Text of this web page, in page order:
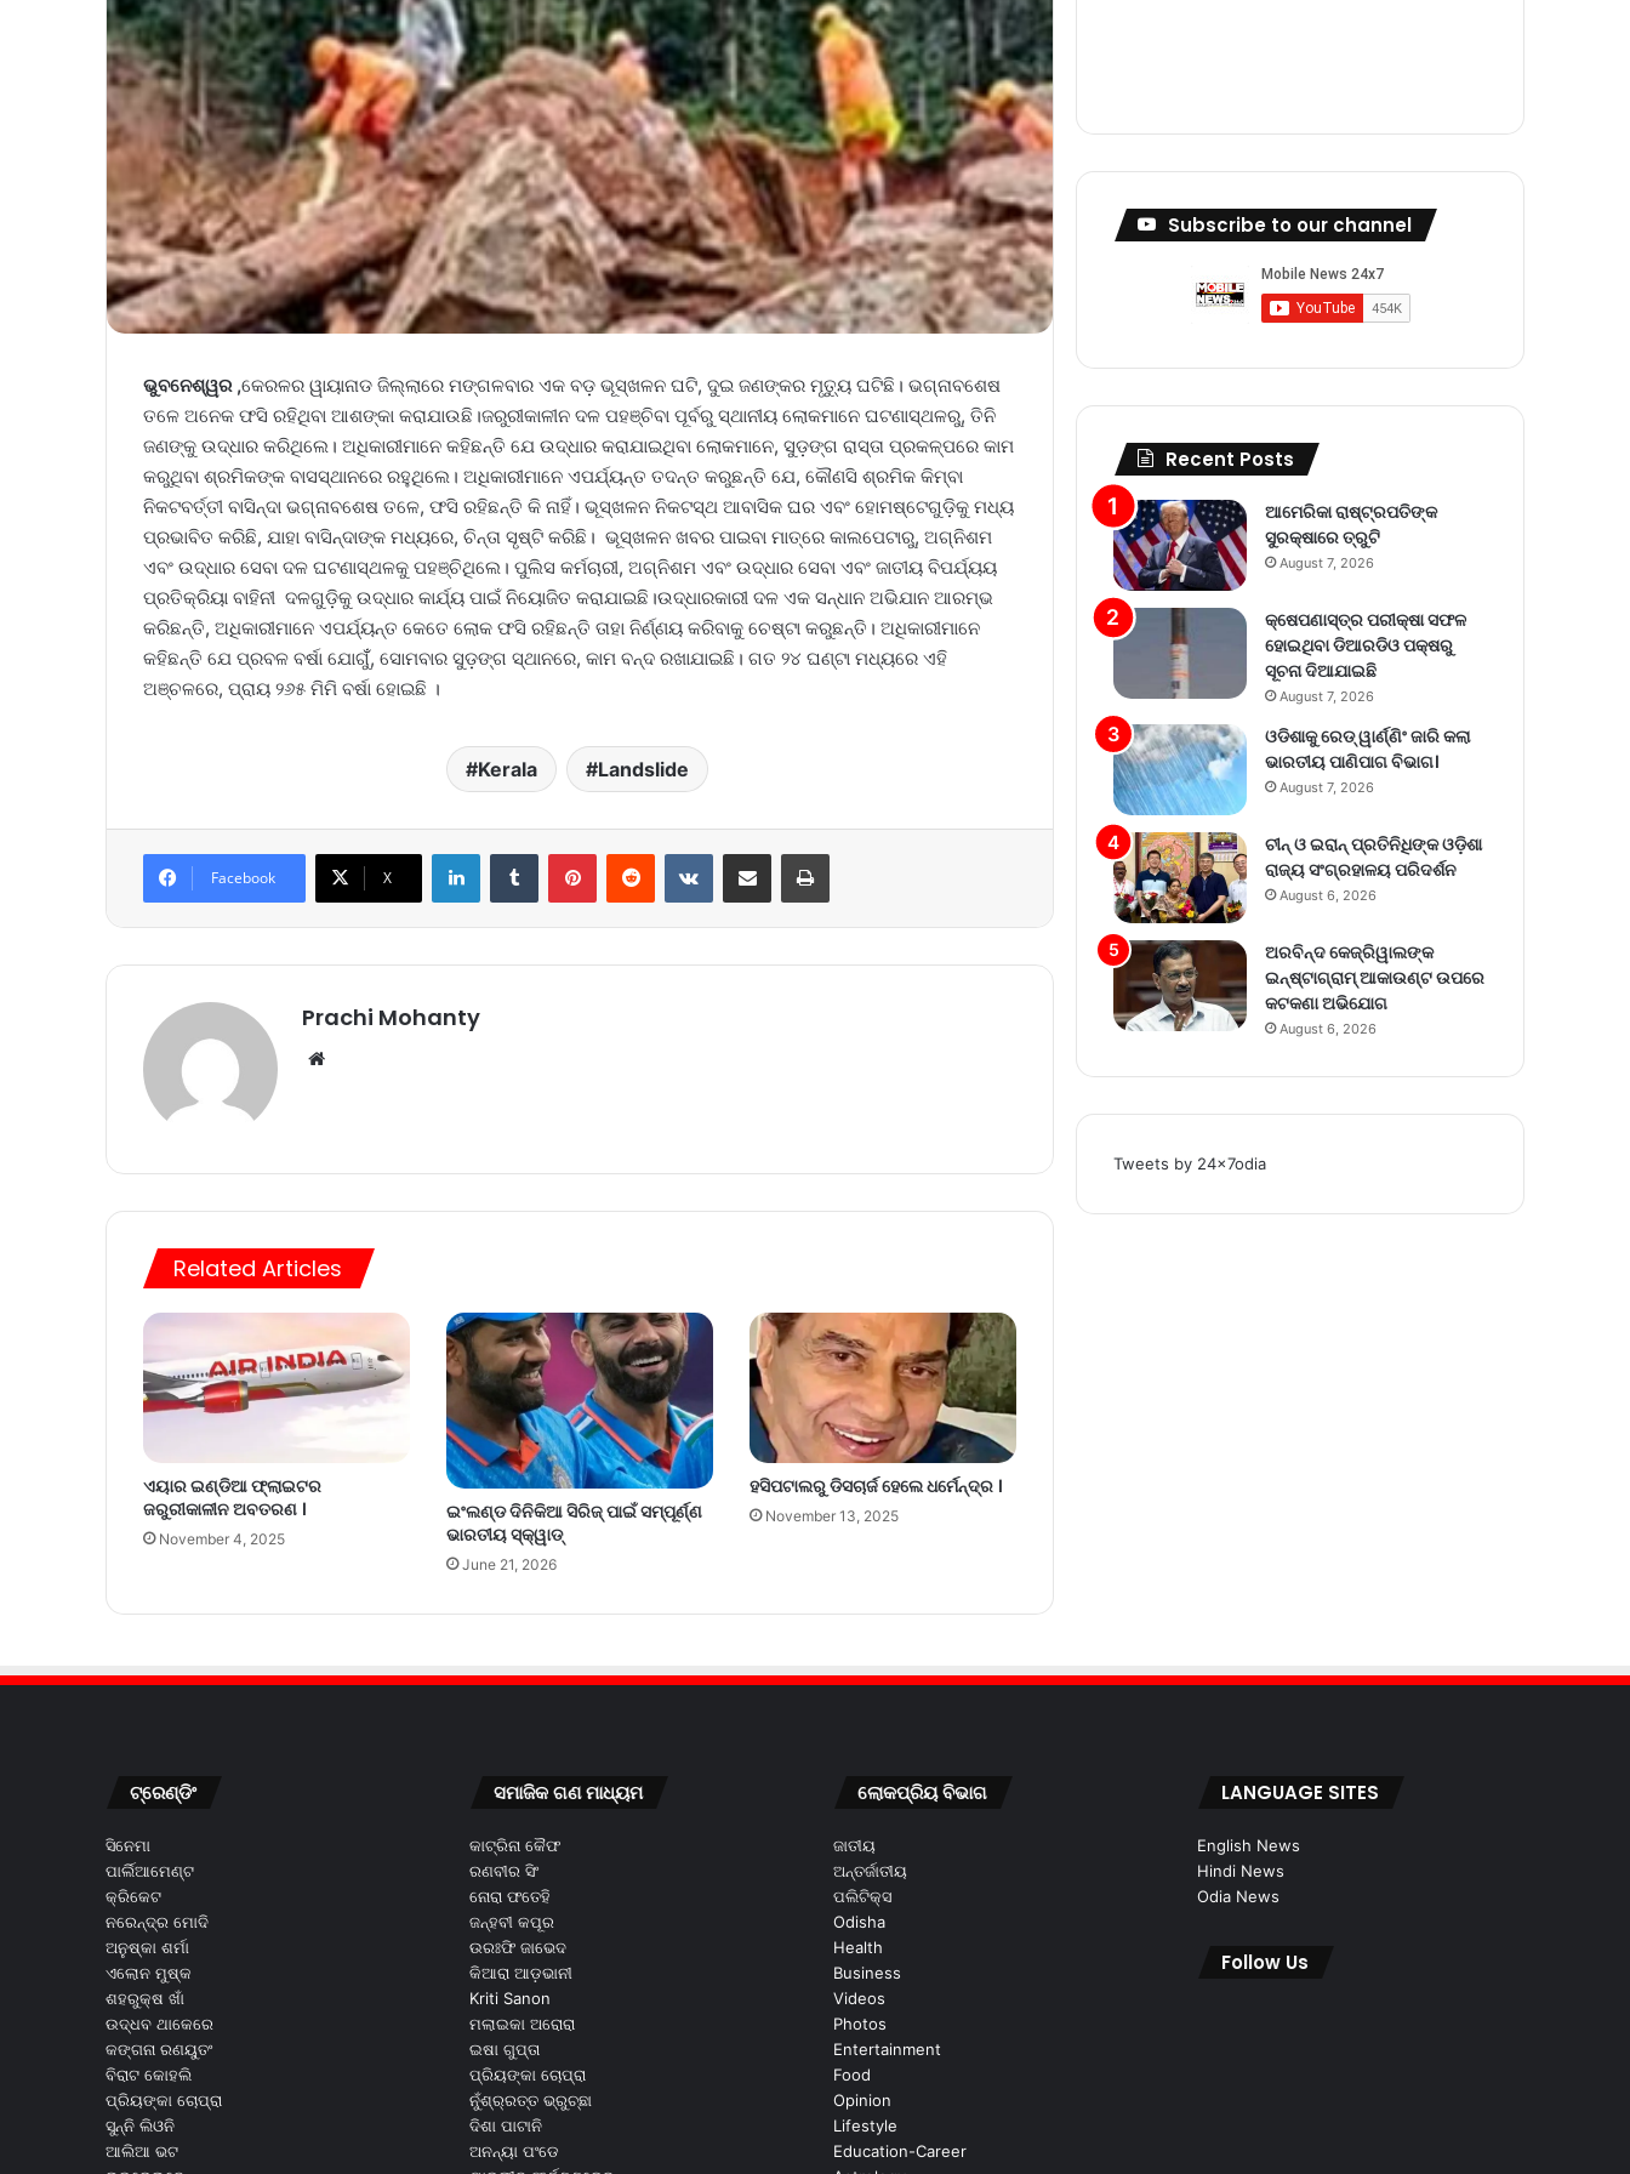
ଭୁବନେଶ୍ୱର ,କେରଳର ୱାୟାନାଡ ଜିଲ୍ଲାରେ ମଙ୍ଗଳବାର ଏକ ବଡ଼ ଭୂସ୍ଖଳନ ଘଟି, ଦୁଇ ଜଣଙ୍କର ମୃତ୍ୟୁ ଘଟିଛି। ଭଗ୍ନାବଶେଷ
ତଳେ ଅନେକ ଫସି ରହିଥିବା ଆଶଙ୍କା କରାଯାଉଛି।ଜରୁରୀକାଳୀନ ଦଳ ପହଞ୍ଚିବା ପୂର୍ବରୁ ସ୍ଥାନୀୟ ଲୋକମାନେ ଘଟଣାସ୍ଥଳରୁ, ତିନି
ଜଣଙ୍କୁ ଉଦ୍ଧାର କରିଥିଲେ। ଅଧିକାରୀମାନେ କହିଛନ୍ତି ଯେ ଉଦ୍ଧାର କରାଯାଇଥିବା ଲୋକମାନେ, ସୁଡ଼ଙ୍ଗ ରାସ୍ତା ପ୍ରକଳ୍ପରେ କାମ
କରୁଥିବା ଶ୍ରମିକଙ୍କ ବାସସ୍ଥାନରେ ରହୁଥିଲେ। ଅଧିକାରୀମାନେ ଏପର୍ଯ୍ୟନ୍ତ ତଦନ୍ତ କରୁଛନ୍ତି ଯେ, କୌଣସି ଶ୍ରମିକ କିମ୍ବା
ନିକଟବର୍ତ୍ତୀ ବାସିନ୍ଦା ଭଗ୍ନାବଶେଷ ତଳେ, ଫସି ରହିଛନ୍ତି କି ନାହିଁ। ଭୂସ୍ଖଳନ ନିକଟସ୍ଥ ଆବାସିକ ଘର ଏବଂ ହୋମଷ୍ଟେଗୁଡ଼ିକୁ ମଧ୍ୟ
ପ୍ରଭାବିତ କରିଛି, ଯାହା ବାସିନ୍ଦାଙ୍କ ମଧ୍ୟରେ, ଚିନ୍ତା ସୃଷ୍ଟି କରିଛି। ଭୂସ୍ଖଳନ ଖବର ପାଇବା ମାତ୍ରେ କାଲପେଟାରୁ, ଅଗ୍ନିଶମ
ଏବଂ ଉଦ୍ଧାର ସେବା ଦଳ ଘଟଣାସ୍ଥଳକୁ ପହଞ୍ଚିଥିଲେ। ପୁଲିସ କର୍ମଚାରୀ, ଅଗ୍ନିଶମ ଏବଂ ଉଦ୍ଧାର ସେବା ଏବଂ ଜାତୀୟ ବିପର୍ଯ୍ୟୟ
ପ୍ରତିକ୍ରିୟା ବାହିନୀ ଦଳଗୁଡ଼ିକୁ ଉଦ୍ଧାର କାର୍ଯ୍ୟ ପାଇଁ ନିୟୋଜିତ କରାଯାଇଛି।ଉଦ୍ଧାରକାରୀ ଦଳ ଏକ ସନ୍ଧାନ ଅଭିଯାନ ଆରମ୍ଭ
କରିଛନ୍ତି, ଅଧିକାରୀମାନେ ଏପର୍ଯ୍ୟନ୍ତ କେତେ ଲୋକ ଫସି ରହିଛନ୍ତି ତାହା ନିର୍ଣ୍ଣୟ କରିବାକୁ ଚେଷ୍ଟା କରୁଛନ୍ତି। ଅଧିକାରୀମାନେ
କହିଛନ୍ତି ଯେ ପ୍ରବଳ ବର୍ଷା ଯୋଗୁଁଁ, ସୋମବାର ସୁଡ଼ଙ୍ଗ ସ୍ଥାନରେ, କାମ ବନ୍ଦ ରଖାଯାଇଛି। ଗତ ୨୪ ଘଣ୍ଟା ମଧ୍ୟରେ ଏହି
ଅଞ୍ଚଳରେ, ପ୍ରାୟ ୨୬୫ ମିମି ବର୍ଷା ହୋଇଛି ।
Kerala Landslide
Facebook X
Prachi Mohanty
Related Articles
ଏୟାର ଇଣ୍ଡିଆ ଫ୍ଲାଇଟର
ଜରୁରୀକାଳୀନ ଅବତରଣ ।
November 4, 2025
ଇଂଲଣ୍ଡ ଦିନିକିଆ ସିରିଜ୍ ପାଇଁ ସମ୍ପୂର୍ଣ୍ଣ
ଭାରତୀୟ ସ୍କ୍ୱାଡ୍
June 21, 2026
ହସିପଟାଲରୁ ଡିସଚାର୍ଜ ହେଲେ ଧର୍ମେନ୍ଦ୍ର ।
November 13, 2025
Subscribe to our channel
Recent Posts
ଆମେରିକା ରାଷ୍ଟ୍ରପତିଙ୍କ
ସୁରକ୍ଷାରେ ତ୍ରୁଟି
August 7, 2026
କ୍ଷେପଣାସ୍ତ୍ର ପରୀକ୍ଷା ସଫଳ
ହୋଇଥିବା ଡିଆରଡିଓ ପକ୍ଷରୁ
ସୂଚନା ଦିଆଯାଇଛି
August 7, 2026
ଓଡିଶାକୁ ରେଡ୍ ୱାର୍ଣ୍ଣିଂ ଜାରି କଲା
ଭାରତୀୟ ପାଣିପାଗ ବିଭାଗ।
August 7, 2026
ଚୀନ୍ ଓ ଇରାନ୍ ପ୍ରତିନିଧିଙ୍କ ଓଡ଼ିଶା
ରାଜ୍ୟ ସଂଗ୍ରହାଳୟ ପରିଦର୍ଶନ
August 6, 2026
ଅରବିନ୍ଦ କେଜ୍ରିୱାଲଙ୍କ
ଇନ୍‌ଷ୍ଟାଗ୍ରାମ୍ ଆକାଉଣ୍ଟ ଉପରେ
କଟକଣା ଅଭିଯୋଗ
August 6, 2026
Tweets by 24x7odia
ଟ୍ରେଣ୍ଡିଂ
ସିନେମା
ପାର୍ଲିଆମେଣ୍ଟ
କ୍ରିକେଟ
ନରେନ୍ଦ୍ର ମୋଦି
ଅନୁଷ୍କା ଶର୍ମା
ଏଲୋନ ମୁଷ୍କ
ଶହରୁକ୍ଷ ଖାଁ
ଉଦ୍ଧବ ଥାକେରେ
କଙ୍ଗନା ରଣୟୁତଂ
ବିରାଟ କୋହଲି
ପ୍ରିୟଙ୍କା ଚୋପ୍ରା
ସୁନ୍ନି ଲିଓନି
ଆଲିଆ ଭଟ
ସମାଜିକ ଗଣ ମାଧ୍ୟମ
କାଟ୍ରିନା କୈଫ
ରଣବୀର ସିଂ
ନୋରା ଫତେହି
ଜନ୍ହବୀ କପୂର
ଉରଃଫି ଜାଭେଦ
କିଆରା ଆଡ଼ଭାନୀ
Kriti Sanon
ମଲାଇକା ଅରୋରା
ଇଷା ଗୁପ୍ତା
ପ୍ରିୟଙ୍କା ଚୋପ୍ରା
ନୁଁଶ୍ର୍ରତ୍ତ ଭ୍ରୁଚ୍ଛା
ଦିଶା ପାଟାନି
ଅନନ୍ୟା ପଂଡେ
ଲୋକପ୍ରିୟ ବିଭାଗ
ଜାତୀୟ
ଅନ୍ତର୍ଜାତୀୟ
ପଲିଟିକ୍ସ
Odisha
Health
Business
Videos
Photos
Entertainment
Food
Opinion
Lifestyle
Education-Career
LANGUAGE SITES
English News
Hindi News
Odia News
Follow Us